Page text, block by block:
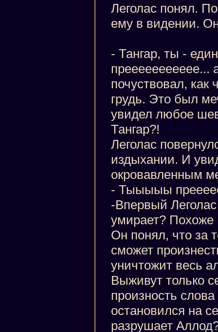
Леголас понял.
ему в видении.
- Тангар, ты -
преееееееееее...
почуствовал, как
грудь. Это был
увидел любое
Тангар?!
Леголас
издыхании. И
окровавленным
- Тыыыыы
-Впервый
умирает? Похоже
Он понял, что за
сможет
уничтожит весь
Выживут только
произность
остановился на
разрушает